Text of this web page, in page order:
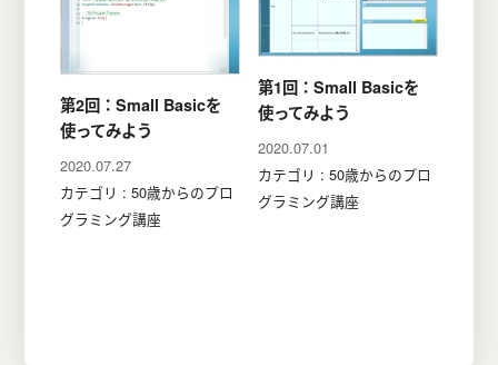
第2回：Small Basicを
使ってみよう
2020.07.27
カテゴリ : 50歳からのプロ
グラミング講座
第1回：Small Basicを
使ってみよう
2020.07.01
カテゴリ : 50歳からのプロ
グラミング講座